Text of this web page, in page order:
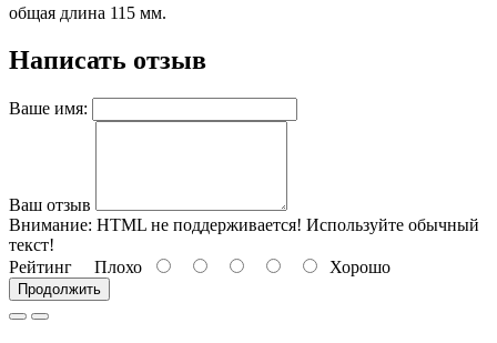
общая длина 115 мм.
Написать отзыв
Ваше имя:
Ваш отзыв
Внимание: HTML не поддерживается! Используйте обычный
текст!
Рейтинг Плохо Хорошо
Продолжить